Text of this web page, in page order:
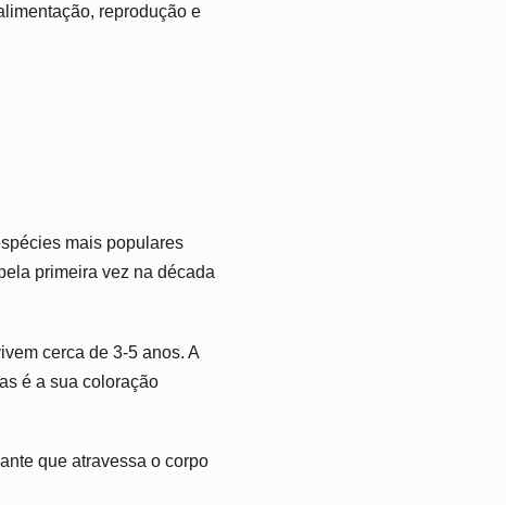
reprodução e
mais populares
primeira vez na década
cerca de 3-5 anos. A
é a sua coloração
que atravessa o corpo